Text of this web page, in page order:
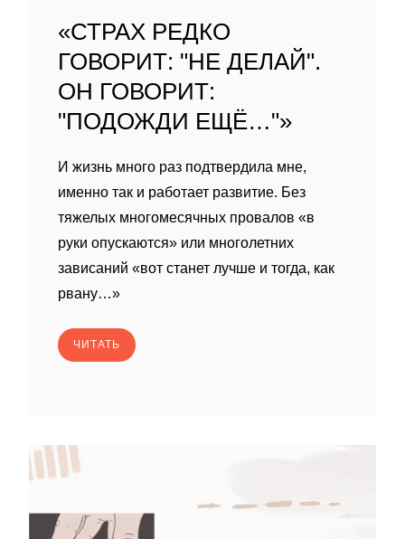
«СТРАХ РЕДКО
ГОВОРИТ: "НЕ ДЕЛАЙ".
ОН ГОВОРИТ:
"ПОДОЖДИ ЕЩЁ…"»
И жизнь много раз подтвердила мне,
именно так и работает развитие. Без
тяжелых многомесячных провалов «в
руки опускаются» или многолетних
зависаний «вот станет лучше и тогда, как
рвану…»
ЧИТАТЬ